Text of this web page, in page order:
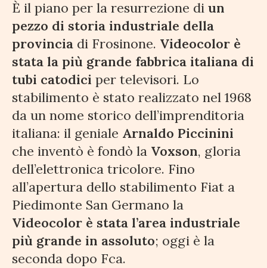
È il piano per la resurrezione di un
pezzo di storia industriale della
provincia di Frosinone. Videocolor è
stata la più grande fabbrica italiana di
tubi catodici per televisori. Lo
stabilimento è stato realizzato nel 1968
da un nome storico dell’imprenditoria
italiana: il geniale Arnaldo Piccinini
che inventò è fondò la Voxson, gloria
dell’elettronica tricolore. Fino
all’apertura dello stabilimento Fiat a
Piedimonte San Germano la
Videocolor è stata l’area industriale
più grande in assoluto; oggi è la
seconda dopo Fca.